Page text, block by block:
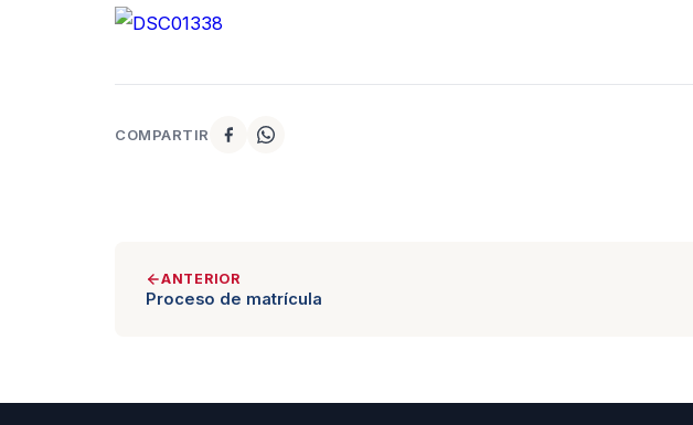
COMPARTIR
ANTERIOR
Proceso de matrícula